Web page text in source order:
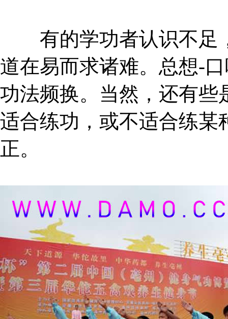
有的学功者认识不足
道在易而求诸难。总想-
功法频换。当然，还有些
适合练功，或不适合练某
正。